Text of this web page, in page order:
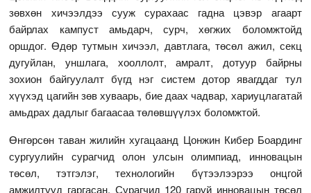
зөвхөн хичээлдээ сууж сурахаас гадна цэвэр агаарт
байрлах кампуст амьдарч, сурч, хөгжих боломжтойд
оршдог. Өдөр тутмын хичээл, давтлага, төсөл ажил, секц
дугуйлан, уншлага, хооллолт, амралт, дотуур байрны
зохион байгуулалт бүгд нэг систем дотор явагддаг тул
хүүхэд цагийн зөв хуваарь, бие даах чадвар, хариуцлагатай
амьдрах дадлыг багаасаа төлөвшүүлэх боломжтой.
Өнгөрсөн таван жилийн хугацаанд Цонжин Кибер Боардинг
сургуулийн сурагчид олон улсын олимпиад, инновацын
төсөл, тэтгэлэг, технологийн бүтээлээрээ онцгой
амжилтууд гаргасан. Сурагчид 120 гаруй инновацын төсөл